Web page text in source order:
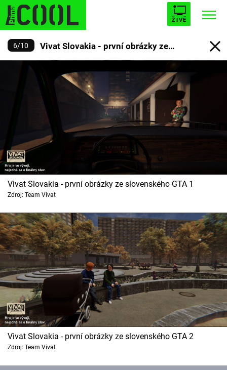
ŽIVĚ
Trendy: STARHOUSE BUFFY, PŘEMOŽITELKA UPÍRŮ
PLNEJ KOTEL AVENGERS 5
Témata
Filmy
Seriály
Hry
Cool Esport
Pořady
TV Program
Sledujte prima+
Přihlášení
6/10
Vivat Slovakia - první obrázky ze
slovenského GTA
Vivat Slovakia - první obrázky ze slovenského GTA 1
Zdroj: Team Vivat
Vivat Slovakia - první obrázky ze slovenského GTA 2
Zdroj: Team Vivat